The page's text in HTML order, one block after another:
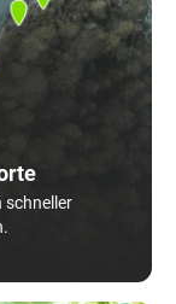
schneller